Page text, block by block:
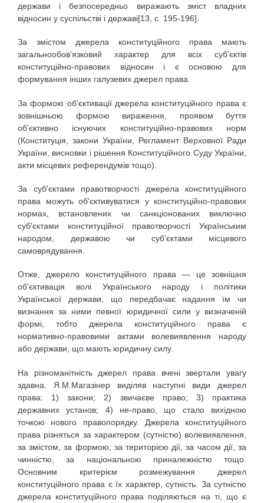
держави і безпосередньо виражають зміст владних
відносин у суспільстві і державі[13, c. 195-196].
За змістом джерела конституційного права мають
загальнообов'язковий характер для всіх суб'єктів
конституційно-правових відносин і є основою для
формування інших галузевих джерел права.
За формою об'єктивації джерела конституційного права є
зовнішньою формою вираження, проявом буття
об'єктивно існуючих конституційно-правових норм
(Конституція, закони України, Регламент Верховної Ради
України, висновки і рішення Конституційного Суду України,
акти місцевих референдумів тощо).
За суб'єктами правотворчості джерела конституційного
права можуть об'єктивуватися у конституційно-правових
нормах, встановлених чи санкціонованих виключно
суб'єктами конституційної правотворчості Українським
народом, державою чи суб'єктами місцевого
самоврядування.
Отже, джерело конституційного права — це зовнішня
об'єктивація волі Українського народу і політики
Української держави, що передбачає надання їм чи
визнання за ними певної юридичної сили у визначеній
формі, тобто джерела конституційного права є
нормативно-правовими актами волевиявлення народу
або держави, що мають юридичну силу.
На різноманітність джерел права вчені звертали увагу
здавна. Я.М.Магазінер виділяв наступні види джерел
права: 1) закони; 2) звичаєве право; 3) практика
державних установ; 4) не-право, що стало вихідною
точкою нового правопорядку. Джерела конституційного
права різняться за характером (сутністю) волевиявлення,
за змістом, за формою, за територією дії, за часом дії, за
чинністю, за національною приналежністю тощо.
Основним критерієм розмежування джерел
конституційного права є їх характер, сутність. За сутністю
джерела конституційного права поділяються на ті, що є